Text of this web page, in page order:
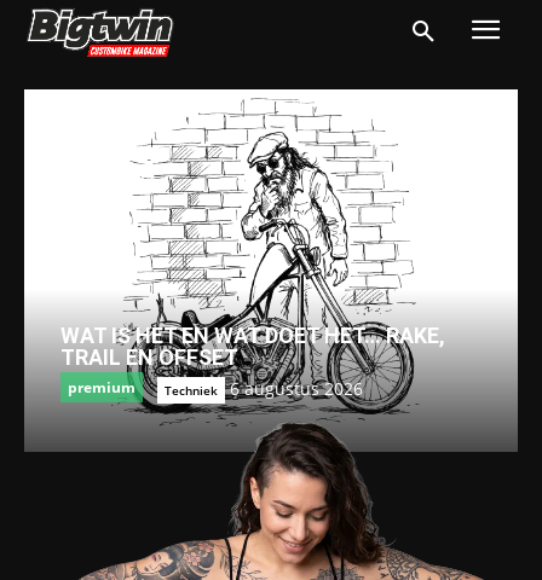
WAT IS HET EN WAT DOET HET… RAKE,
TRAIL EN OFFSET
premium Techniek 6 augustus 2026